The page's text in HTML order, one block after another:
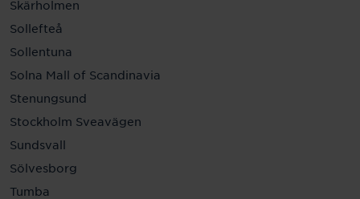
Skärholmen
Sollefteå
Sollentuna
Solna Mall of Scandinavia
Stenungsund
Stockholm Sveavägen
Sundsvall
Sölvesborg
Tumba